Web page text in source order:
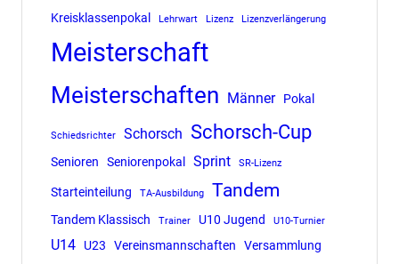
Kreisklassenpokal Lehrwart Lizenz Lizenzverlängerung
Meisterschaft
Meisterschaften Männer Pokal
Schiedsrichter Schorsch Schorsch-Cup
Senioren Seniorenpokal Sprint SR-Lizenz
Starteinteilung TA-Ausbildung Tandem
Tandem Klassisch Trainer U10 Jugend U10-Turnier
U14 U23 Vereinsmannschaften Versammlung